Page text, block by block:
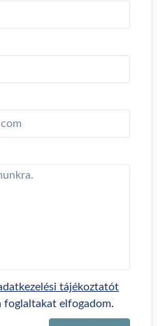
tájékoztatót
foglaltakat elfogadom.